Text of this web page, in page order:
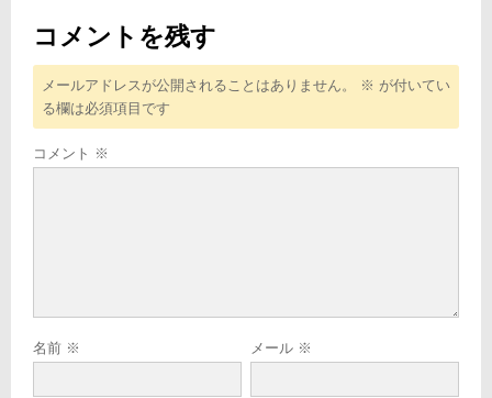
コメントを残す
メールアドレスが公開されることはありません。 ※ が付いてい
る欄は必須項目です
コメント ※
名前 ※ メール ※